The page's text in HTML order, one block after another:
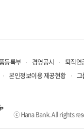
등록부 경영공시
퇴직연
본인정보이용 제공현황 그
ⓒ Hana Bank. All rights